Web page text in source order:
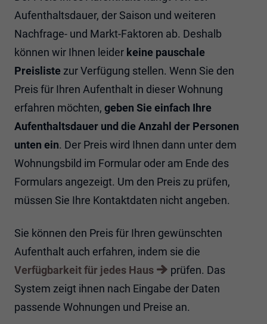
11
14 15 16 17 18 19 20
25
28 29 30
Aufenthaltsdauer, der Saison und weiteren
Nachfrage- und Markt-Faktoren ab. Deshalb
können wir Ihnen leider keine pauschale
Preisliste zur Verfügung stellen. Wenn Sie den
Preis für Ihren Aufenthalt in dieser Wohnung
erfahren möchten, geben Sie einfach Ihre
Aufenthaltsdauer und die Anzahl der Personen
unten ein. Der Preis wird Ihnen dann unter dem
Wohnungsbild im Formular oder am Ende des
Formulars angezeigt. Um den Preis zu prüfen,
müssen Sie Ihre Kontaktdaten nicht angeben.
Sie können den Preis für Ihren gewünschten
Aufenthalt auch erfahren, indem sie die
Verfügbarkeit für jedes Haus
prüfen. Das
System zeigt ihnen nach Eingabe der Daten
passende Wohnungen und Preise an.